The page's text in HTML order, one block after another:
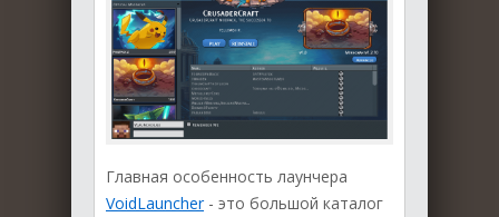
Главная особенность лаунчера
VoidLauncher- это большой каталог